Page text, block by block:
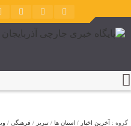
گروه : آخرین اخبار / استان ها / تبریز / فرهنگی /